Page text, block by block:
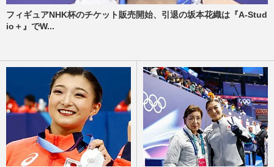
フィギュアNHK杯のチケット販売開始、引退の坂本花織は『A-Stud
io＋』でW...